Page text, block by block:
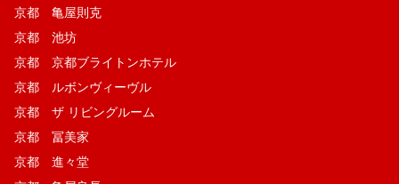
京都 亀屋則克
京都 池坊
京都 京都ブライトンホテル
京都 ルボンヴィーヴル
京都 ザ リビングルーム
京都 冨美家
京都 進々堂